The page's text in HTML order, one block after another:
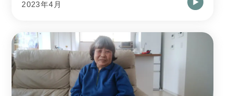
2023年4月